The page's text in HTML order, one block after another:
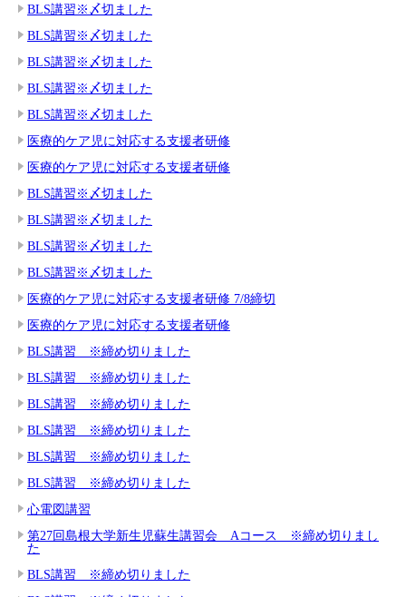
BLS講習※〆切ました
BLS講習※〆切ました
BLS講習※〆切ました
BLS講習※〆切ました
BLS講習※〆切ました
医療的ケア児に対応する支援者研修
医療的ケア児に対応する支援者研修
BLS講習※〆切ました
BLS講習※〆切ました
BLS講習※〆切ました
BLS講習※〆切ました
医療的ケア児に対応する支援者研修 7/8締切
医療的ケア児に対応する支援者研修
BLS講習 ※締め切りました
BLS講習 ※締め切りました
BLS講習 ※締め切りました
BLS講習 ※締め切りました
BLS講習 ※締め切りました
BLS講習 ※締め切りました
心電図講習
第27回島根大学新生児蘇生講習会 Aコース ※締め切りまし
た
BLS講習 ※締め切りました